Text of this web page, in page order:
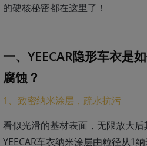
的硬核秘密都在这里了！
一、YEECAR隐形车衣是
腐蚀？
1、致密纳米涂层，疏水抗污
看似光滑的基材表面，无限放大后
YEECAR车衣纳米涂层由粒径从1